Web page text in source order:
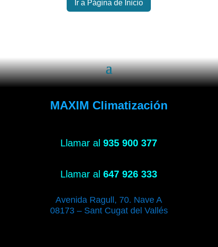
Ir a Página de Inicio
MAXIM Climatización
Llamar al935 900 377
Llamar al647 926 333
Avenida Ragull, 70. Nave A
08173 – Sant Cugat del Vallés